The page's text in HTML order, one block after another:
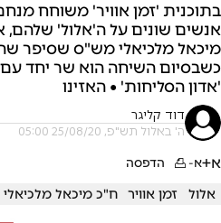
בתוכנית 'זמן אוויר' משוחח
אנשים שונים על ה'אלול'
מיכאל מלכיאלי מש"ס שסיפר
כשבסיום השיחה הוא שר יחד
'אדון הסליחות' • האזינו
דוד קליגר
ה' באלול תש"פ, 25/08/20 05:00
א+א- הדפסה
אלול זמן אוויר ח"כ מיכאל מלכיאלי